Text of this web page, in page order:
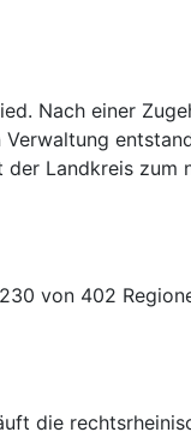
Nach einer
Landkreis zum
von 402
die